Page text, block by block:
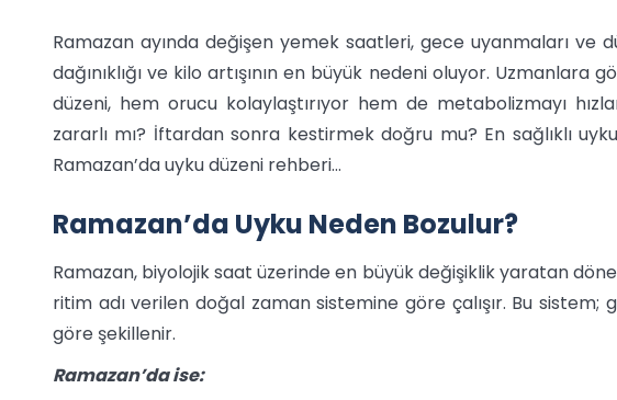
Ramazan ayında değişen yemek saatleri, gece uyanmaları ve
dağınıklığı ve kilo artışının en büyük nedeni oluyor. Uzmanlara
düzeni, hem orucu kolaylaştırıyor hem de metabolizmayı
zararlı mı? İftardan sonra kestirmek doğru mu? En sağlıklı
Ramazan’da uyku düzeni rehberi…
Ramazan’da Uyku Neden Bozulur?
Ramazan, biyolojik saat üzerinde en büyük değişiklik yaratan
ritim adı verilen doğal zaman sistemine göre çalışır. Bu sistem;
göre şekillenir.
Ramazan’da ise: